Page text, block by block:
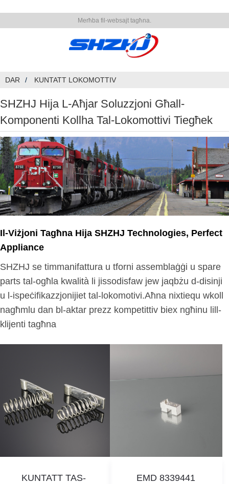
Merħba fil-websajt tagħna.
DAR KUNTATT LOKOMOTTIV
SHZHJ Hija L-Aħjar Soluzzjoni Għall-
Komponenti Kollha Tal-Lokomottivi Tiegħek
Il-Viżjoni Tagħna Hija SHZHJ Technologies, Perfect
Appliance
SHZHJ se timmanifattura u tforni assemblaġġi u spare
parts tal-ogħla kwalità li jissodisfaw jew jaqbżu d-disinji
u l-ispeċifikazzjonijiet tal-lokomotivi.Aħna nixtiequ wkoll
nagħmlu dan bl-aktar prezz kompetittiv biex ngħinu lill-
klijenti tagħna
KUNTATT TAS-
EMD 8339441